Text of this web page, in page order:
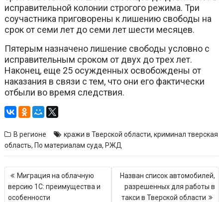
исправительной колонии строгого режима. Три
соучастника приговорены к лишению свободы на
срок от семи лет до семи лет шести месяцев.
Пятерым назначено лишение свободы условно с
исправительным сроком от двух до трех лет.
Наконец, еще 25 осужденных освобождены от
наказания в связи с тем, что они его фактически
отбыли во время следствия.
В регионе кражи в Тверской области,криминал тверская
область,По материалам суда,РЖД
Навигация
по
записям
Миграция на облачную
версию 1С: преимущества и
особенности
Назван список автомобилей,
разрешенных для работы в
такси в Тверской области